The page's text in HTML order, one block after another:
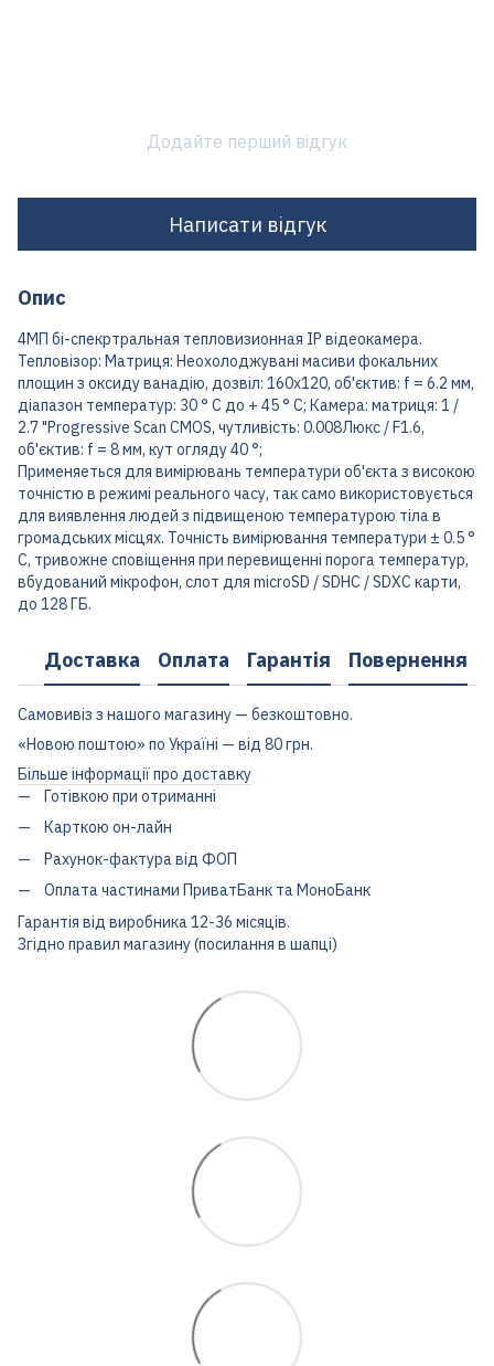
Додайте перший відгук
Написати відгук
Опис
4МП бі-спекртральная тепловизионная IP відеокамера.
Тепловізор: Матриця: Неохолоджувані масиви фокальних
площин з оксиду ванадію, дозвіл: 160х120, об'єктив: f = 6.2 мм,
діапазон температур: 30 ° C до + 45 ° C; Камера: матриця: 1 /
2.7 "Progressive Scan CMOS, чутливість: 0.008Люкс / F1.6,
об'єктив: f = 8 мм, кут огляду 40 °;
Применяеться для вимірювань температури об'єкта з високою
точністю в режимі реального часу, так само використовується
для виявлення людей з підвищеною температурою тіла в
громадських місцях. Точність вимірювання температури ± 0.5 °
C, тривожне сповіщення при перевищенні порога температур,
вбудований мікрофон, слот для microSD / SDHC / SDXC карти,
до 128 ГБ.
Доставка Оплата Гарантія Повернення
Самовивіз з нашого магазину — безкоштовно.
«Новою поштою» по Україні — від 80 грн.
Більше інформації про доставку
Готівкою при отриманні
Карткою он-лайн
Рахунок-фактура від ФОП
Оплата частинами ПриватБанк та МоноБанк
Гарантія від виробника 12-36 місяців.
Згідно правил магазину (посилання в шапці)